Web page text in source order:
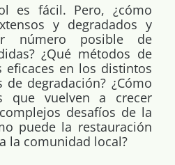
es fácil. Pero, ¿cómo
y degradados y
número posible de
¿Qué métodos de
eficaces en los distintos
degradación? ¿Cómo
que vuelven a crecer
desafíos de la
puede la restauración
la comunidad local?